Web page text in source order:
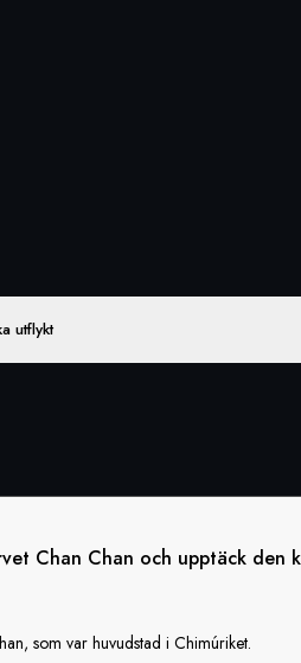
utflykt
Chan Chan och upptäck den
som var huvudstad i Chimúriket.